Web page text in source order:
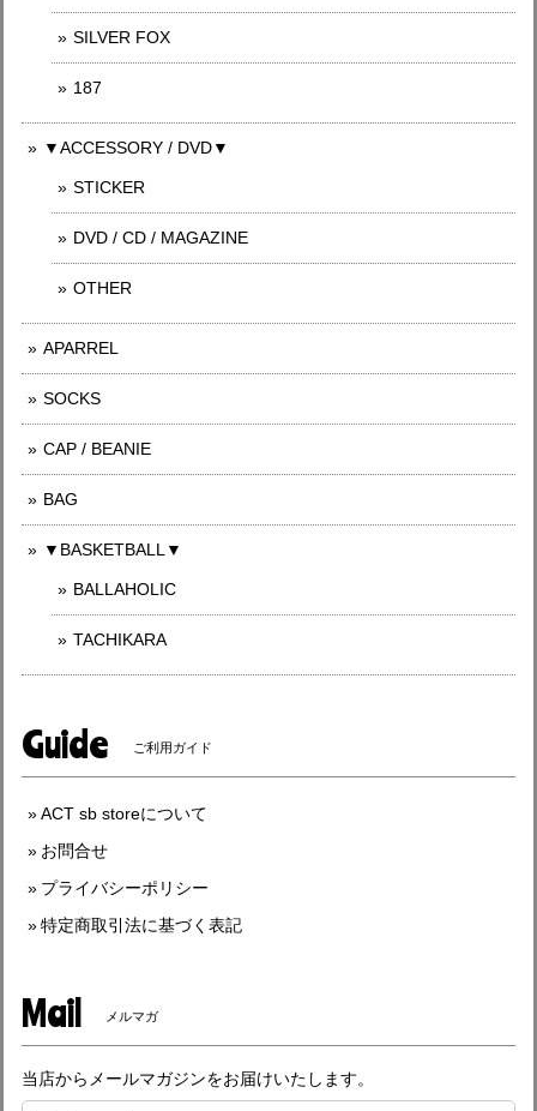
SILVER FOX
187
▼ACCESSORY / DVD▼
STICKER
DVD / CD / MAGAZINE
OTHER
APARREL
SOCKS
CAP / BEANIE
BAG
▼BASKETBALL▼
BALLAHOLIC
TACHIKARA
Guide ご利用ガイド
ACT sb storeについて
お問合せ
プライバシーポリシー
特定商取引法に基づく表記
Mail メルマガ
当店からメールマガジンをお届けいたします。